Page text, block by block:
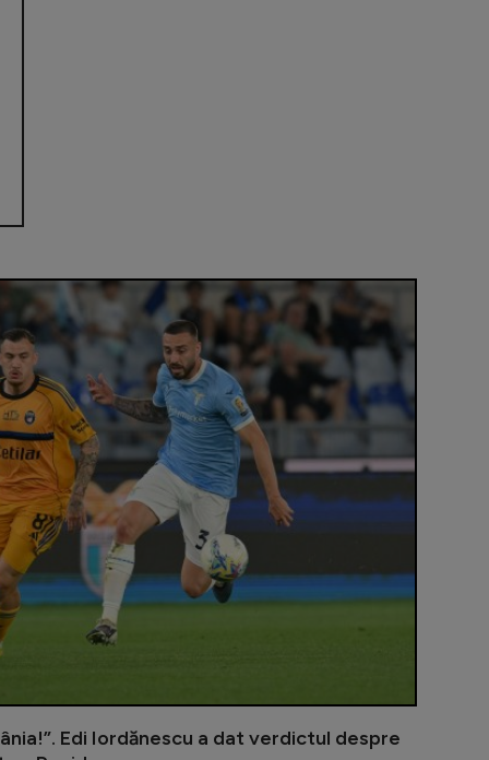
Edi Iordănescu a dat verdictul despre